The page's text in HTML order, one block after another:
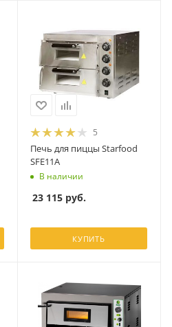
5
Печь для пиццы Starfood
SFE11A
В наличии
23 115 руб.
КУПИТЬ